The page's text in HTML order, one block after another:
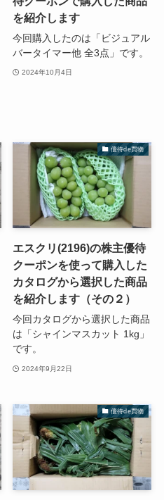
を紹介します
今回購入したのは「ビジュアル
バータイマー他 全3点」です。
2024年10月4日
優待de買物
エスクリ(2196)の株主優待
クーポンを使って購入した
カタログから選択した商品
を紹介します（その２）
今回カタログから選択した商品
は「シャインマスカット 1kg」
です。
2024年9月22日
優待de買物